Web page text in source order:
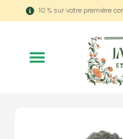
10 % sur votre première